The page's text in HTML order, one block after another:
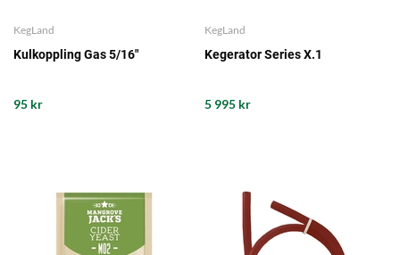
KegLand
Kulkoppling Gas 5/16"
95 kr
KegLand
Kegerator Series X.1
5 995 kr